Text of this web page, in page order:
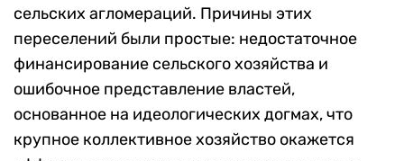
сельских агломераций. Причины этих
переселений были простые: недостаточное
финансирование сельского хозяйства и
ошибочное представление властей,
основанное на идеологических догмах, что
крупное коллективное хозяйство окажется